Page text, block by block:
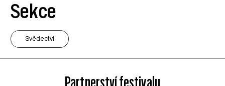
Sekce
Svědectví
Partnerství festivalu